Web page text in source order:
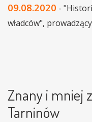
09.08.2020 -
władców",
Znany i mniej
Tarninów